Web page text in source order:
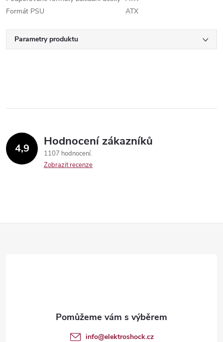
Formát PSU
ATX
Parametry produktu
4,9 Hodnocení zákazníků
1107 hodnocení
Zobrazit recenze
info@elektroshock.cz